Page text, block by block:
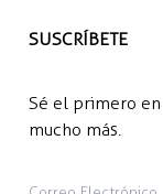
SUSCRÍBETE
Sé el primero
mucho más.